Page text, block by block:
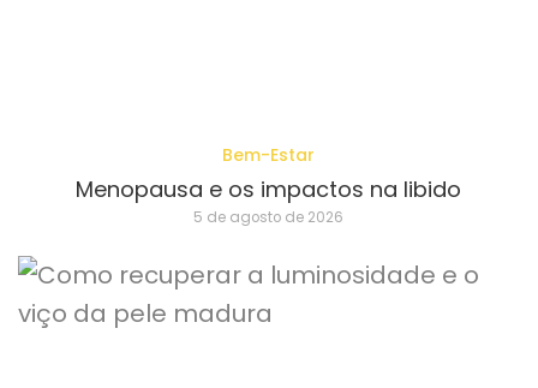
Bem-Estar
Menopausa e os impactos na libido
5 de agosto de 2026